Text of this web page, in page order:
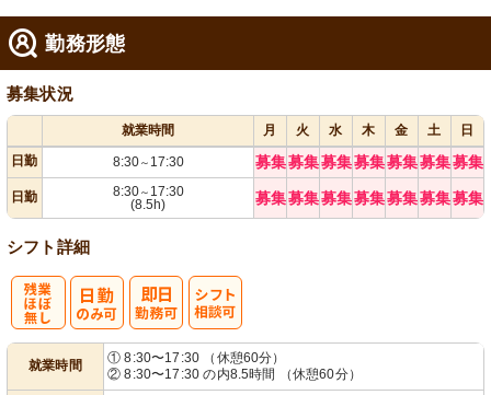
勤務形態
募集状況
就業時間 月 火 水 木 金 土
日
日勤
8:30～ 17:30 募集募集募集募集募集募集募集
日勤 8:30～ 17:30
(8.5h)
募集募集募集募集募集募集募集
シフト詳細
就業時間
① 8:30〜17:30 （休憩60分）
② 8:30〜17:30 の内8.5時間 （休憩60分）